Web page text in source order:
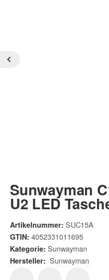
Sunwayman
U2 LED
Artikelnummer: SUC15A
GTIN: 4052331011695
Kategorie: Sunwayman
Hersteller: Sunwayman